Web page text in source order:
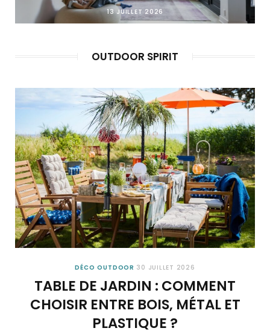
13 JUILLET 2026
OUTDOOR SPIRIT
DÉCO OUTDOOR 30 JUILLET 2026
TABLE DE JARDIN : COMMENT
CHOISIR ENTRE BOIS, MÉTAL ET
PLASTIQUE ?